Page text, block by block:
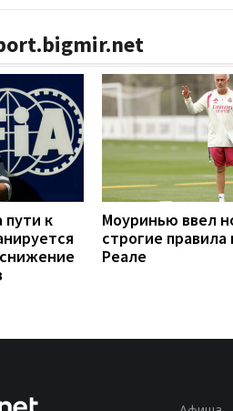
к
Моуринью ввел
строгие правила
Реале